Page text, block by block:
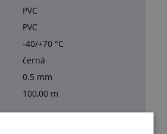
PVC
PVC
-40/+70 °C
černá
0.5 mm
100,00 m